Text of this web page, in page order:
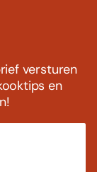
versturen
en